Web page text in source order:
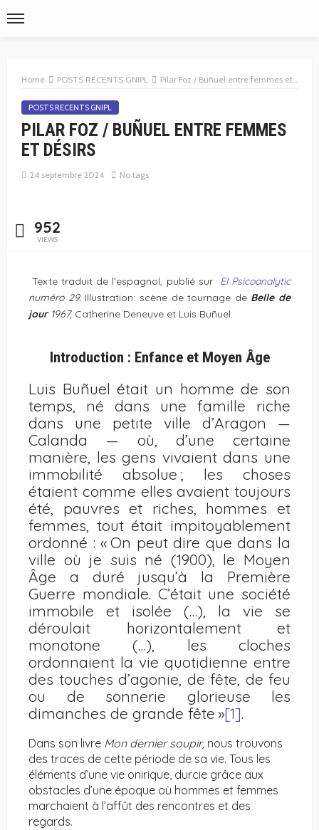
Home POSTS RECENTS GNIPL Pilar Foz / Buñuel entre femmes et désirs
POSTS RECENTS GNIPL
PILAR FOZ / BUÑUEL ENTRE FEMMES
ET DÉSIRS
24 septembre 2024 No tags
952
VIEWS
Texte traduit de l’espagnol, publié sur El Psicoanalytic
numéro 29. Illustration: scène de tournage de Belle de
jour1967, Catherine Deneuve et Luis Buñuel.
Introduction : Enfance et Moyen Âge
Luis Buñuel était un homme de son
temps, né dans une famille riche
dans une petite ville d’Aragon —
Calanda — où, d’une certaine
manière, les gens vivaient dans une
immobilité absolue ; les choses
étaient comme elles avaient toujours
été, pauvres et riches, hommes et
femmes, tout était impitoyablement
ordonné : « On peut dire que dans la
ville où je suis né (1900), le Moyen
Âge a duré jusqu’à la Première
Guerre mondiale. C’était une société
immobile et isolée (…), la vie se
déroulait horizontalement et
monotone (…), les cloches
ordonnaient la vie quotidienne entre
des touches d’agonie, de fête, de feu
ou de sonnerie glorieuse les
dimanches de grande fête »[1].
Dans son livre Mon dernier soupir, nous trouvons
des traces de cette période de sa vie. Tous les
éléments d’une vie onirique, durcie grâce aux
obstacles d’une époque où hommes et femmes
marchaient à l’affût des rencontres et des
regards.